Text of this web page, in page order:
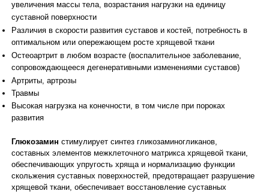
увеличения массы тела, возрастания нагрузки на единицу
суставной поверхности
Различия в скорости развития суставов и костей, потребность в
оптимальном или опережающем росте хрящевой ткани
Остеоартрит в любом возрасте (воспалительное заболевание,
сопровождающееся дегенеративными изменениями суставов)
Артриты, артрозы
Травмы
Высокая нагрузка на конечности, в том числе при пороках
развития
Глюкозамин стимулирует синтез гликозаминогликанов,
составных элементов межклеточного матрикса хрящевой ткани,
обеспечивающих упругость хряща и нормализацию функции
скольжения суставных поверхностей, предотвращает разрушение
хрящевой ткани, обеспечивает восстановление суставных